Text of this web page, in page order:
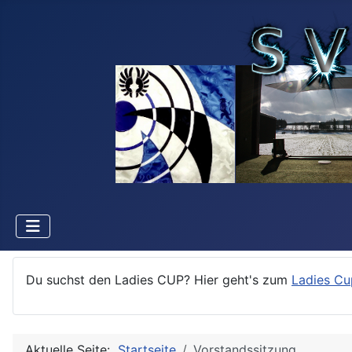
Du suchst den Ladies CUP? Hier geht's zum Ladies